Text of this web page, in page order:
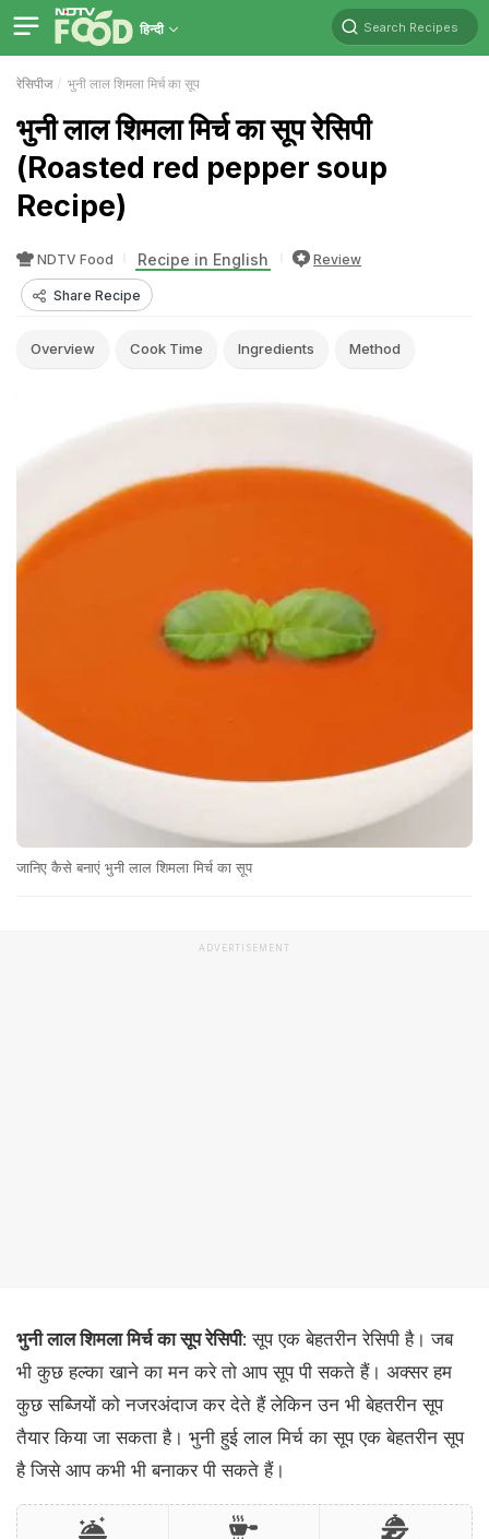
हिन्दी Search Recipes
रेसिपीज भुनी लाल शिमला मिर्च का सूप
भुनी लाल शिमला मिर्च का सूप रेसिपी
(Roasted red pepper soup
Recipe)
NDTV Food Recipe in English Review
Share Recipe
Overview Cook Time Ingredients Method
जानिए कैसे बनाएं भुनी लाल शिमला मिर्च का सूप
ADVERTISEMENT
भुनी लाल शिमला मिर्च का सूप रेसिपी: सूप एक बेहतरीन रेसिपी है। जब
भी कुछ हल्का खाने का मन करे तो आप सूप पी सकते हैं। अक्सर हम ​
कुछ सब्जियों को नजरअंदाज कर देते हैं लेकिन उन भी बेहतरीन सूप
तैयार किया जा सकता है। भुनी हुई लाल मिर्च का सूप एक बेहतरीन सूप
है जिसे आप कभी भी बनाकर पी सकते हैं।